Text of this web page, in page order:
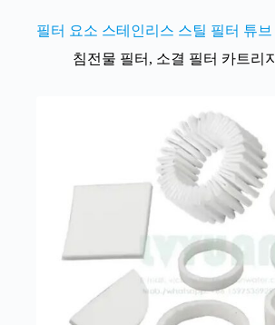
필터 요소 스테인리스 스틸 필터 튜브
침전물 필터 , 소결 필터 카트리지